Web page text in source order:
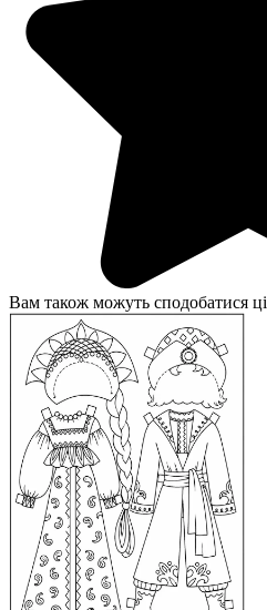
Вам також можуть сподобатися